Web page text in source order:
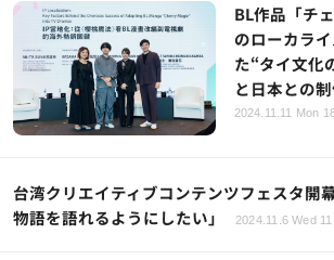
BL作品「チ
のローカラ
た“タイ文化
と日本との
2024.11.11 Mon
台湾クリエイティブコンテンツフェスタ開
物語を語れるようにしたい」
2024.11.6 Wed